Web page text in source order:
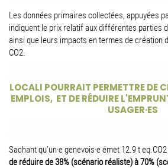
Les données primaires collectées, appuyées
indiquent le prix relatif aux différentes parties
ainsi que leurs impacts en termes de création
CO2.
LOCALI POURRAIT PERMETTRE DE
EMPLOIS, ET DE RÉDUIRE
USAGER·ES
Sachant qu’un·e genevois·e émet 12.9 t
de réduire de 38% (scénario réaliste) à 70%